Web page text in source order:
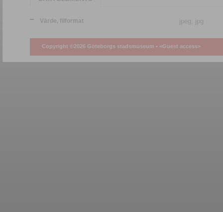
Värde, filformat jpeg; jpg
Copyright ©2026 Göteborgs stadsmuseum • <Guest access>